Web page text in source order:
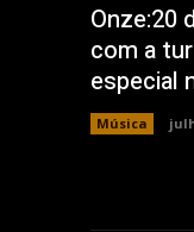
Onze:20
com a
especial
Música